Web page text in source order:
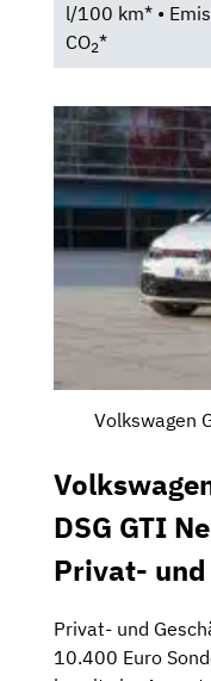
l/100 km* •
CO2*
Volkswagen
DSG GTI
Privat-
Privat- und
10.400 Euro